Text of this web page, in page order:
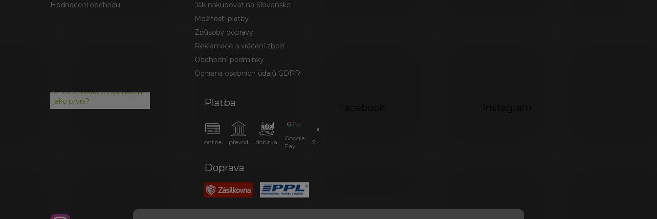
Hodnocení obchodu
Jak nakupovat na Slovensko
Možnosti platby
Způsoby dopravy
Reklamace a vrácení zboží
Obchodní podmínky
Ochrana osobních údajů GDPR
Chcete vědět o novinkách
jako první?
Platba
online převod dobírka
Google
Pay
SkipPay
Doprava